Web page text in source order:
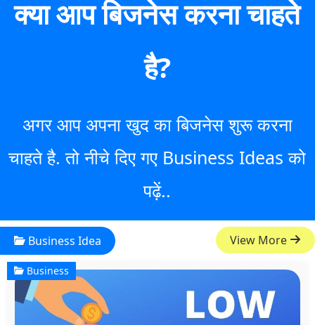
क्या आप बिजनेस करना चाहते
है?
अगर आप अपना खुद का बिजनेस शुरू करना
चाहते है. तो नीचे दिए गए Business Ideas को
पढ़ें..
Business Idea View More
Business